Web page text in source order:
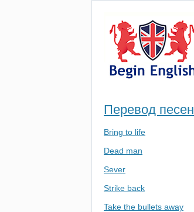
Перевод песен
Bring to life
Dead man
Sever
Strike back
Take the bullets away